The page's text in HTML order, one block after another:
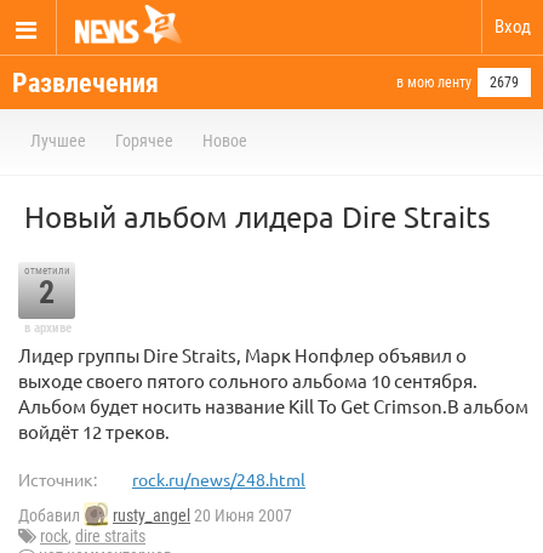
Вход
Развлечения в мою ленту 2679
Лучшее Горячее Новое
Новый альбом лидера Dire Straits
отметили
2
в архиве
Лидер группы Dire Straits, Марк Нопфлер объявил о
выходе своего пятого сольного альбома 10 сентября.
Альбом будет носить название Kill To Get Crimson.В альбом
войдёт 12 треков.
Источник: rock.ru/news/248.html
Добавил rusty_angel 20 Июня 2007
rock, dire straits